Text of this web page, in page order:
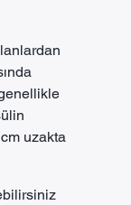
uzakta